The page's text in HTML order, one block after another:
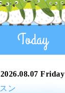
Today
2026.08.07 Friday
ン